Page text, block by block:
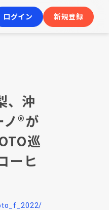
ログイン 新規登録
、沖
®が
巡
ーヒ